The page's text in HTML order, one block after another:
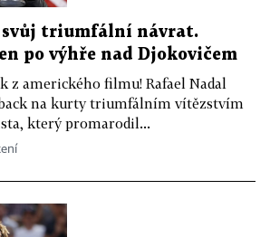
svůj triumfální návrat.
po výhře nad Djokovičem
z amerického filmu! Rafael Nadal
na kurty triumfálním vítězstvím
který promarodil...